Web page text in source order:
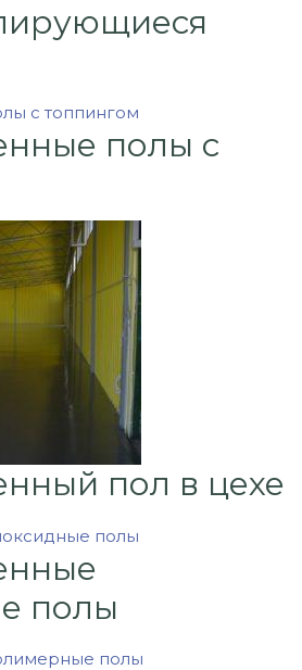
полы с
пол в цехе
полы